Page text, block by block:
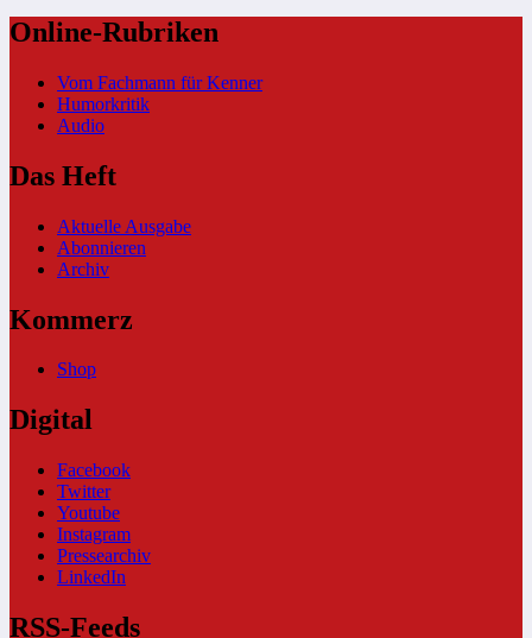
Online-Rubriken
Vom Fachmann für Kenner
Humorkritik
Audio
Das Heft
Aktuelle Ausgabe
Abonnieren
Archiv
Kommerz
Shop
Digital
Facebook
Twitter
Youtube
Instagram
Pressearchiv
LinkedIn
RSS-Feeds